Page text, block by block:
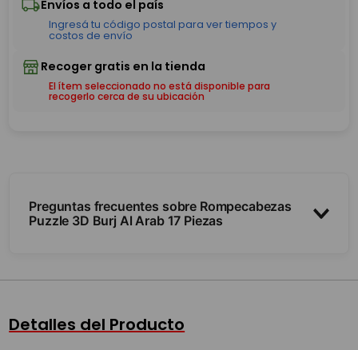
El ítem seleccionado no está disponible para
recogerlo cerca de su ubicación
Preguntas frecuentes sobre Rompecabezas
Puzzle 3D Burj Al Arab 17 Piezas
Detalles del Producto